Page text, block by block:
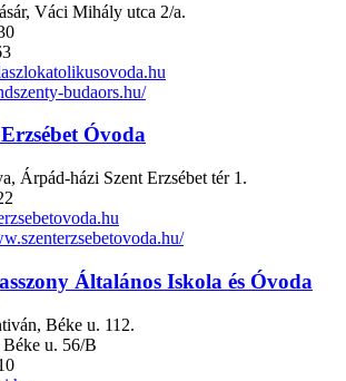
Váci Mihály utca 2/a.
budaors.hu/
Óvoda
Árpád-házi Szent Erzsébet tér 1.
Általános Iskola és Óvoda
Béke u. 112.
u. 56/B